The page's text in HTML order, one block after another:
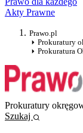
Akty Prawne
Prawo.pl
Prokuratury
Prokuratura
Prokuratury
Szukaj